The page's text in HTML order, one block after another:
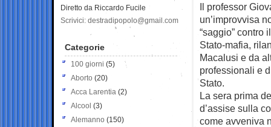
Il professor
un’improvvisa
“saggio” contro
Stato-mafia,
Macalusi e da
professionali e
Stato.
La sera prima
d’assise sulla
come avveniva
Diretto da Riccardo Fucile
Scrivici: destradipopolo@gmail.com
Categorie
100 giorni (5)
Aborto (20)
Acca Larentia (2)
Alcool (3)
Alemanno (150)